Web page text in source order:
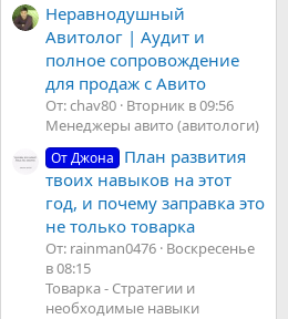
Неравнодушный
Авитолог | Аудит и
полное сопровождение
для продаж с Авито
От: chav80 Вторник в 09:56
Менеджеры авито (авитологи)
От Джона
План развития
твоих навыков на этот
год, и почему заправка это
не только товарка
От: rainman0476 Воскресенье
в 08:15
Товарка - Стратегии и
необходимые навыки